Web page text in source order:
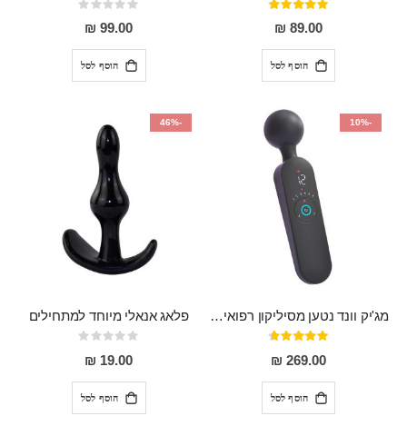
דירוג:
97%
89.00 ₪
הוסף לסל
Rating:
0%
99.00 ₪
הוסף לסל
-10%
מג'יק וונד נטען מסיליקון רפואי חזק בעל 12 מצבי רטט ו6 מהירויות שונות ROMI
דירוג:
93%
269.00 ₪
הוסף לסל
-46%
פלאג אנאלי מיוחד למתחילים
Rating:
0%
19.00 ₪
הוסף לסל